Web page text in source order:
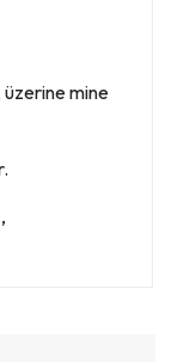
üzerine mine
,